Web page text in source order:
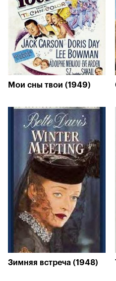
Мои сны твои (1949)
Зимняя встреча (1948)